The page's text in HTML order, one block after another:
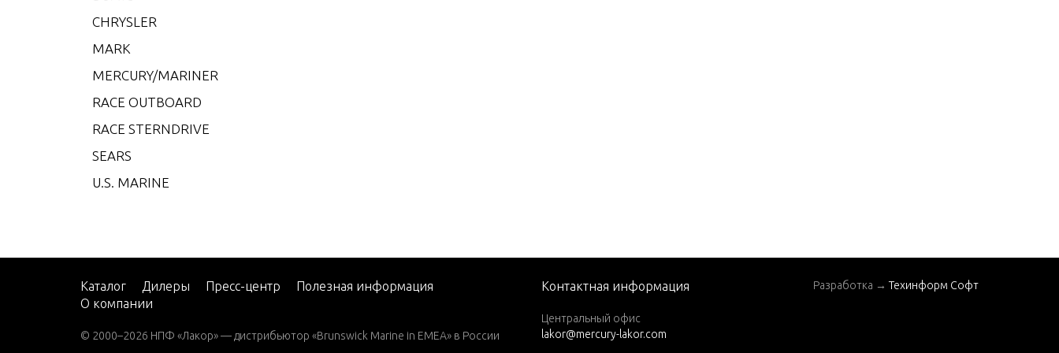
CHRYSLER
MARK
MERCURY/MARINER
RACE OUTBOARD
RACE STERNDRIVE
SEARS
U.S. MARINE
3.5
3.6
4.5 (1 CYL.)
Каталог Дилеры Пресс-центр
Полезная информация
О компании
© 2000–2026 НПФ «Лакор» — дистрибьютор «Brunswick Marine in EMEA» в России
Контактная информация
Центральный офис
lakor@mercury-lakor.com
Разработка → Техинформ Софт